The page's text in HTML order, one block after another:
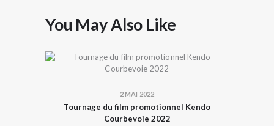
You May Also Like
2 MAI 2022
Tournage du film promotionnel Kendo
Courbevoie 2022